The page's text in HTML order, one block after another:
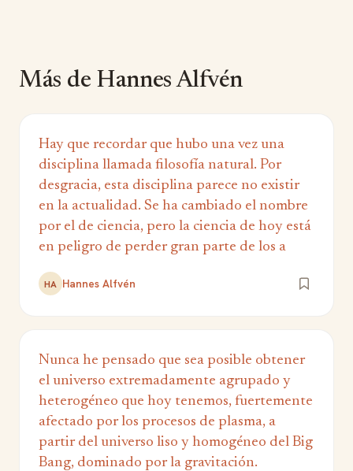
Más de Hannes Alfvén
Hay que recordar que hubo una vez una
disciplina llamada filosofía natural. Por
desgracia, esta disciplina parece no existir
en la actualidad. Se ha cambiado el nombre
por el de ciencia, pero la ciencia de hoy está
en peligro de perder gran parte de los a
HA Hannes Alfvén
Nunca he pensado que sea posible obtener
el universo extremadamente agrupado y
heterogéneo que hoy tenemos, fuertemente
afectado por los procesos de plasma, a
partir del universo liso y homogéneo del Big
Bang, dominado por la gravitación.